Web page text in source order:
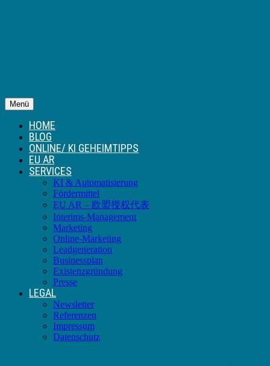
Menü
HOME
BLOG
ONLINE/ KI GEHEIMTIPPS
EU AR
SERVICES
KI & Automatisierung
Fördermittel
EU AR – 欧盟授权代表
Interims-Management
Marketing
Online-Marketing
Leadgeneration
Businessplan
Existenzgründung
Presse
LEGAL
Newsletter
Referenzen
Impressum
Datenschutz